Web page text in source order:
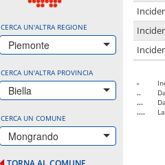
CERCA UN'ALTRA REGIONE
Piemonte
CERCA UN'ALTRA PROVINCIA
Biella
CERCA UN COMUNE
Mongrando
-
..
...
....